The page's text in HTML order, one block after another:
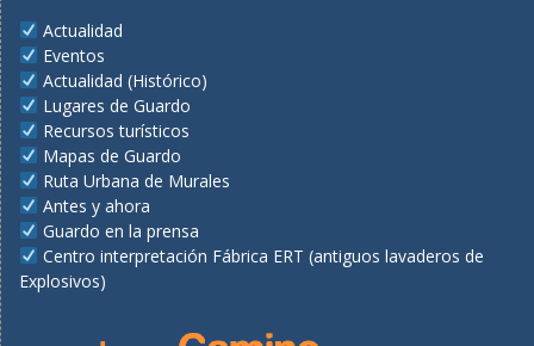
Actualidad
Eventos
Actualidad (Histórico)
Lugares de Guardo
Recursos turísticos
Mapas de Guardo
Ruta Urbana de Murales
Antes y ahora
Guardo en la prensa
Centro interpretación Fábrica ERT (antiguos lavaderos de
Explosivos)